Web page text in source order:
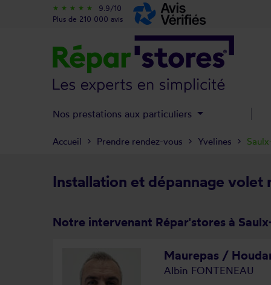
Installation et dépannage volet
Notre intervenant Répar'stores à
Maurepas /
Albin FONTENEAU
Accueil Prendre rendez-vous Yvelines
star_rate star_rate star_rate star_rate star_rate
9.9/10
Plus de 210 000 avis
Nos prestations aux particuliers